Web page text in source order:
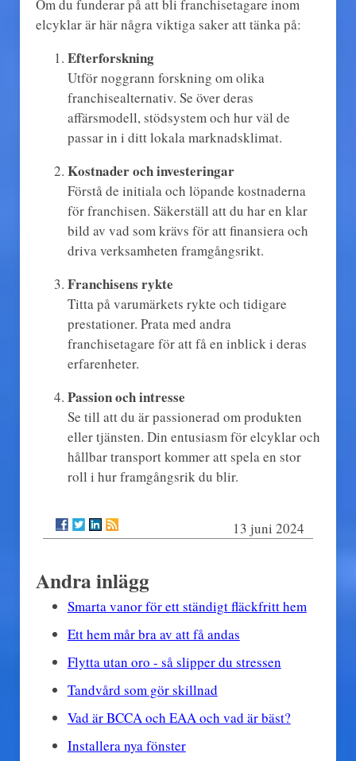
Om du funderar på att bli franchisetagare inom
elcyklar är här några viktiga saker att tänka på:
Efterforskning
Utför noggrann forskning om olika
franchisealternativ. Se över deras
affärsmodell, stödsystem och hur väl de
passar in i ditt lokala marknadsklimat.
Kostnader och investeringar
Förstå de initiala och löpande kostnaderna
för franchisen. Säkerställ att du har en klar
bild av vad som krävs för att finansiera och
driva verksamheten framgångsrikt.
Franchisens rykte
Titta på varumärkets rykte och tidigare
prestationer. Prata med andra
franchisetagare för att få en inblick i deras
erfarenheter.
Passion och intresse
Se till att du är passionerad om produkten
eller tjänsten. Din entusiasm för elcyklar och
hållbar transport kommer att spela en stor
roll i hur framgångsrik du blir.
13 juni 2024
Andra inlägg
Smarta vanor för ett ständigt fläckfritt hem
Ett hem mår bra av att få andas
Flytta utan oro - så slipper du stressen
Tandvård som gör skillnad
Vad är BCCA och EAA och vad är bäst?
Installera nya fönster